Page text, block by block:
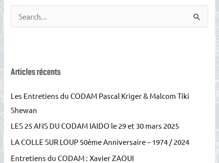
e
e
c
h
e
r
Articles récents
Les Entretiens du CODAM Pascal Kriger & Malcom Tiki
Shewan
LES 25 ANS DU CODAM IAIDO le 29 et 30 mars 2025
LA COLLE SUR LOUP 50ème Anniversaire – 1974 / 2024
Entretiens du CODAM : Xavier ZAOUI